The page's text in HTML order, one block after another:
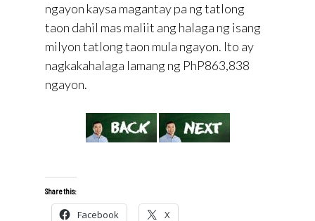
ngayon kaysa magantay pa ng tatlong
taon dahil mas maliit ang halaga ng isang
milyon tatlong taon mula ngayon. Ito ay
nagkakahalaga lamang ng PhP863,838
ngayon.
Share this:
Facebook X